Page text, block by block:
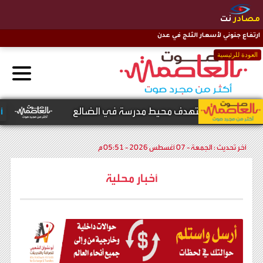
مصادرنت
العودة للرئيسية
ارتفاع جنوني لأسعار الثلج في عدن